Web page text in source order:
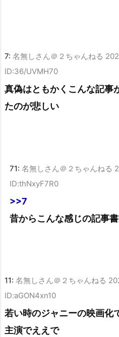
7: 名無しさん＠２ちゃんねる
ID:36/UVMH70
真偽はともかくこんな記事
たのが悲しい
71: 名無しさん＠２ちゃんねる
ID:thNxyF7R0
>>7
昔からこんな感じの記事
11: 名無しさん＠２ちゃんねる
ID:aGON4xn10
若い時のジャニーの映画化
主演でええで